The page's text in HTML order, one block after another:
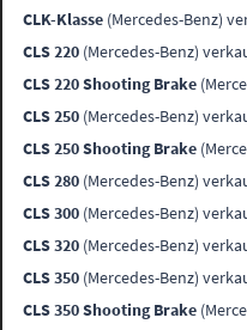
CLK-Klasse (Mercedes-Benz)
CLS 220 (Mercedes-Benz)
CLS 220 Shooting Brake
CLS 250 (Mercedes-Benz)
CLS 250 Shooting Brake
CLS 280 (Mercedes-Benz)
CLS 300 (Mercedes-Benz)
CLS 320 (Mercedes-Benz)
CLS 350 (Mercedes-Benz)
CLS 350 Shooting Brake